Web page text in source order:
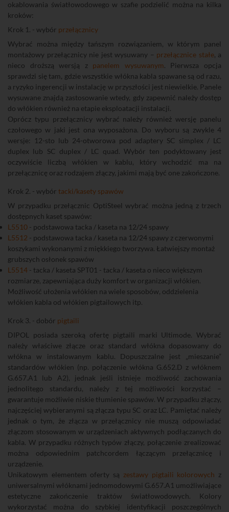
okablowania światłowodowego w szafie podzielić można na kilka
kroków:
Krok 1. - wybór przełącznicy
Wybrać można między tańszym rozwiązaniem, w którym panel
montażowy przełącznicy nie jest wysuwany – przełącznice stałe, a
nieco droższą wersją z panelem wysuwanym. Pierwsza opcja
sprawdzi się tam, gdzie wszystkie włókna kabla spawane są od razu,
a ryzyko ingerencji w instalację w przyszłości jest niewielkie. Panele
wysuwane znajdą zastosowanie wtedy, gdy zapewnić należy dostęp
do włókien również na etapie eksploatacji instalacji.
Oprócz typu przełącznicy wybrać należy również wersję panelu
czołowego w jaki jest ona wyposażona. Do wyboru są zwykle 4
wersje: 12-sto lub 24-otworowa pod adaptery SC simplex / LC
duplex lub SC duplex / LC quad. Wybór ten podyktowany jest
oczywiście liczbą włókien w kablu, który wchodzić ma na
przełącznicę oraz rodzajem złączy, jakimi mają być one zakończone.
Krok 2. - wybór tacki/kasety spawów
W przypadku przełącznic OptiSteel wybrać można jedną z trzech
dostępnych kaset spawów:
L5510 - podstawowa tacka / kaseta na 12/24 spawy
L5512 - podstawowa tacka / kaseta na 12/24 spawy z czerwonymi
koszykami wykonanymi z miękkiego tworzywa. Łatwiejszy montaż
grubszych osłonek spawów
L5514 - tacka / kaseta SPT01 - tacka / kaseta o nieco większym
rozmiarze, zapewniająca duży komfort w organizacji włókien.
Możliwość ułożenia włókien na wiele sposobów, oddzielenia
włókien kabla od włókien pigtailowych itp.
Krok 3. - dobór pigtaili
DIPOL posiada szeroką ofertę pigtaili marki Ultimode. Wybrać
należy właściwe złącze oraz standard włókna dopasowany do
włókna w instalowanym kablu. Dopuszczalne jest „mieszanie”
standardów włókien (np. połączenie włókna G.652.D z włóknem
G.657.A1 lub A2), jednak jeśli istnieje możliwość zachowania
jednolitego standardu, należy z tej możliwości korzystać –
gwarantuje możliwie niskie tłumienie spawów. W przypadku złączy,
najczęściej wybieranymi są złącza typu SC oraz LC. Pamiętać należy
jednak o tym, że złącza w przełącznicy nie muszą odpowiadać
złączom stosowanym w urządzeniach aktywnych podłączanych do
kabla. W przypadku różnych typów złączy, połączenie zrealizować
można odpowiednim patchcordem łączącym przełącznicę i
urządzenie.
Unikatowym elementem oferty są zestawy pigtaili kolorowych z
uniwersalnymi włóknami jednomodowymi G.657.A1 umożliwiające
estetyczne zakończenie traktów światłowodowych. Kolory
wykorzystać można do szybkiej identyfikacji poszczególnych